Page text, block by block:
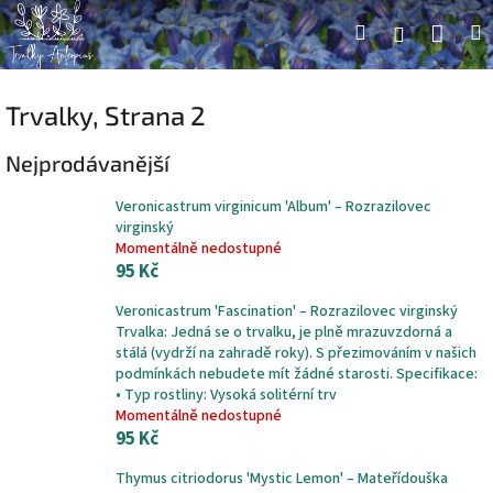
Přejít
na
obsah
HledatPřihlášení
Trvalky, Strana 2
Nejprodávanější
Veronicastrum virginicum 'Album' – Rozrazilovec
virginský
Momentálně nedostupné
95 Kč
Veronicastrum 'Fascination' – Rozrazilovec virginský
Trvalka: Jedná se o trvalku, je plně mrazuvzdorná a
stálá (vydrží na zahradě roky). S přezimováním v našich
podmínkách nebudete mít žádné starosti. Specifikace:
• Typ rostliny: Vysoká solitérní trv
Momentálně nedostupné
95 Kč
Thymus citriodorus 'Mystic Lemon' – Mateřídouška